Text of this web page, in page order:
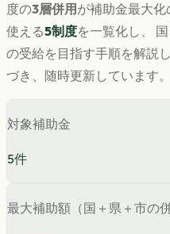
度の3層併用 が補助金最大化
使える5制度を一覧化し、
の受給を目指す手順を解説し
づき、随時更新しています。
対象補助金
5件
最大補助額（国＋県＋市の併